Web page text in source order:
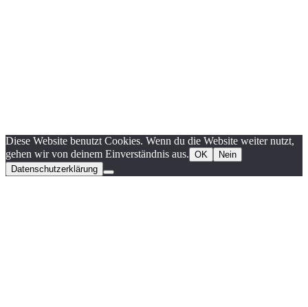
Diese Website benutzt Cookies. Wenn du die Website weiter nutzt,
gehen wir von deinem Einverständnis aus. OK
Nein
Datenschutzerklärung